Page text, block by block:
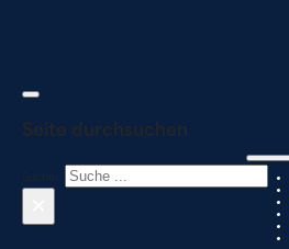
Seite durchsuchen